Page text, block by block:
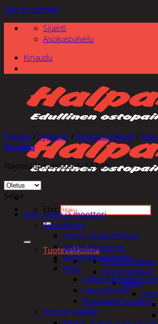
Skip to content
Sijainti
Asiakaspalvelu
Kirjaudu
Etsi:
Tuotevalikoima
Poistotuotteet
Kausituotteet
Joulu
Etusivu / Työkalut / Sähkötarvikkeet /
Suodata
Näytetään tulokset 1–12 / 59
Selaa
Auto, vene ja moottori
Autonhoito
Auton sisäpuhdistus
ilmanraikastimet
Korjausmaalikynät
Pesu
Kiillotuskoneet ja
Pesuvälineet
Shampoot ja vahat
Autotarvikkeet